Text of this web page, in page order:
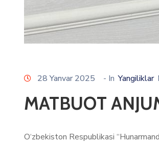
28 Yanvar 2025 - In Yangiliklar
MATBUOT
O‘zbekiston Respublikasi